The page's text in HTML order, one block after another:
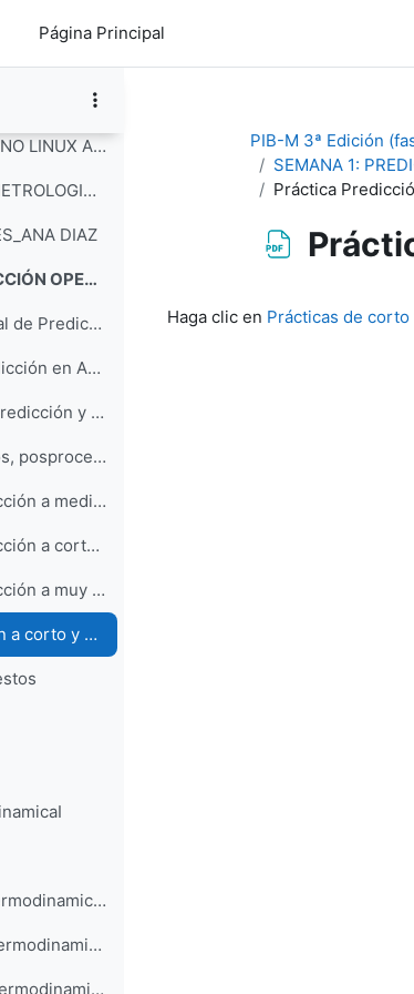
Página Principal
NUEVO SISTEMA HPC-AEMET_RAUL CORREDOR
SISTEMAS ENTORNO LINUX AEMET_RAUL CORREDOR
CONFIRMACION METROLOGICA_FORTUNATO
DIAZ
SEMANA 1: PREDICCIÓN OPERATIVA Y PROBLEMAS DE DINÁMICA Y TERMODINÁMICA DE LA ATMÓSFERA
El Sistema Nacional de Predicción de AEMET
Productos de predicción en AEMET
Plan Nacional de predicción y vigilancia de FMA (Meteoalerta)
Modelos numéricos, posprocesos y herramientas operativas usadas en AEMET
Técnicas de predicción a medio: ensembles y evaluación de la incertidumbre
Técnicas de predicción a corto plazo
Técnicas de predicción a muy corto plazo y vigilancia
Práctica Predicción a corto y medio plazo
aspectosbasicostermodinamica1
aspectosBasicosTermodinamicaII
AspectosBasicosTermodinamicaIII
PIB-M 3ª Edición
SEMANA 1:
Práctica
Haga clic en Prácticas de